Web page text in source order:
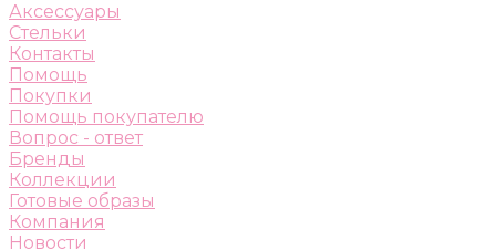
Аксессуары
Стельки
Контакты
Помощь
Покупки
Помощь покупателю
Вопрос - ответ
Бренды
Коллекции
Готовые образы
Компания
Новости